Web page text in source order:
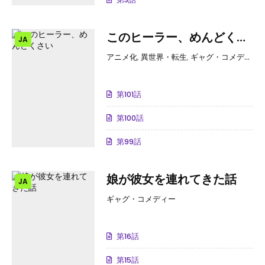
JA
このヒーラー、めんどくさ
い
アニメ化, 異世界・転生, ギャグ・コメディー
第101話
第100話
第99話
JA 娘が彼女を連れてきた話
ギャグ・コメディー
第16話
第15話